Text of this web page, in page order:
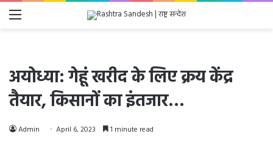
Menu
अयोध्या: गेहूं खरीद के लिए क्रय केंद्र
तैयार, किसानों का इंतजार…
Admin April 6, 2023 1 minute read